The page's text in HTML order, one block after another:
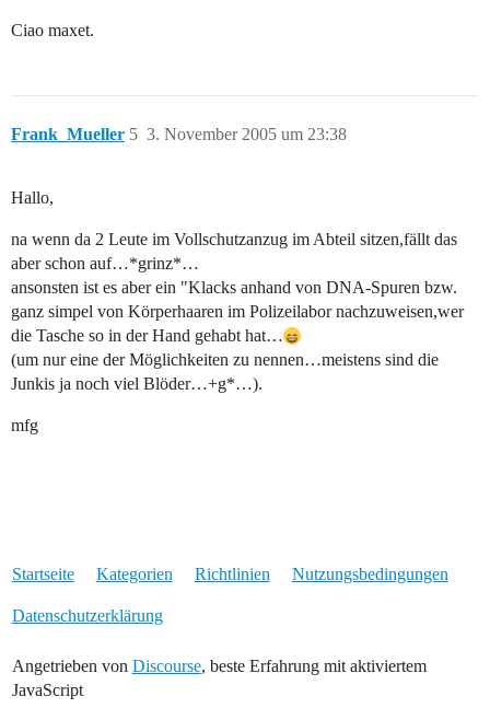
Ciao maxet.
Frank_Mueller 3. November 2005 um 23:38
5
Hallo,
na wenn da 2 Leute im Vollschutzanzug im Abteil sitzen,fällt das
aber schon auf…*grinz*…
ansonsten ist es aber ein "Klacks anhand von DNA-Spuren bzw.
ganz simpel von Körperhaaren im Polizeilabor nachzuweisen,wer
die Tasche so in der Hand gehabt hat…
(um nur eine der Möglichkeiten zu nennen…meistens sind die
Junkis ja noch viel Blöder…+g*…).
mfg
Startseite Kategorien Richtlinien Nutzungsbedingungen
Datenschutzerklärung
Angetrieben von Discourse, beste Erfahrung mit aktiviertem
JavaScript